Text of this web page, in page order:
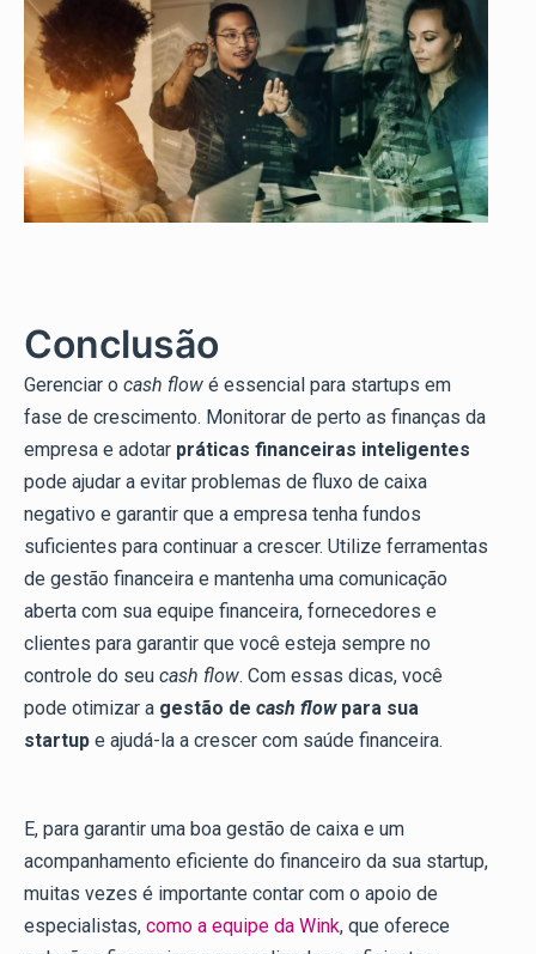
Conclusão
Gerenciar o cash flow é essencial para startups em
fase de crescimento. Monitorar de perto as finanças da
empresa e adotar práticas financeiras inteligentes
pode ajudar a evitar problemas de fluxo de caixa
negativo e garantir que a empresa tenha fundos
suficientes para continuar a crescer. Utilize ferramentas
de gestão financeira e mantenha uma comunicação
aberta com sua equipe financeira, fornecedores e
clientes para garantir que você esteja sempre no
controle do seu cash flow. Com essas dicas, você
pode otimizar a gestão de cash flowpara sua
startup e ajudá-la a crescer com saúde financeira.
E, para garantir uma boa gestão de caixa e um
acompanhamento eficiente do financeiro da sua startup,
muitas vezes é importante contar com o apoio de
especialistas, como a equipe da Wink, que oferece